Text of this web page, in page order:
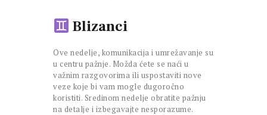
Blizanci
Ove nedelje, komunikacija i umrežavanje su
u centru pažnje. Možda ćete se naći u
važnim razgovorima ili uspostaviti nove
veze koje bi vam mogle dugoročno
koristiti. Sredinom nedelje obratite pažnju
na detalje i izbegavajte nesporazume.